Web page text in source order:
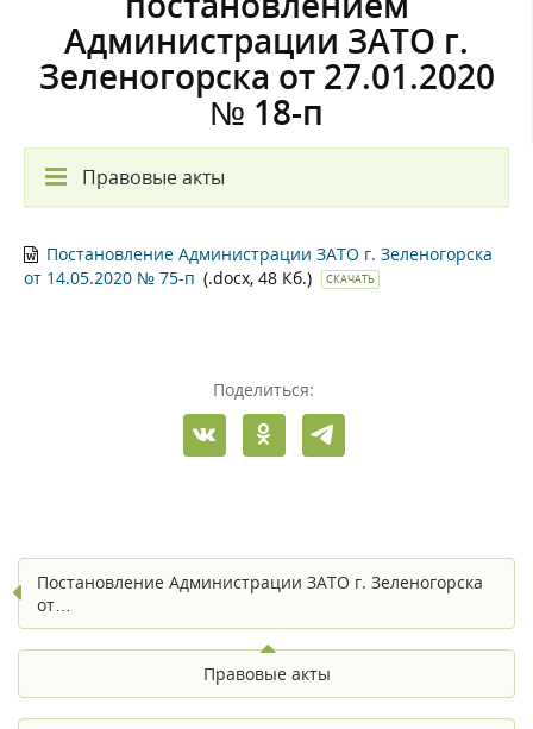
Администрации ЗАТО г.
Зеленогорска от 27.01.2020
№ 18-п
Правовые акты
Постановление Администрации ЗАТО г. Зеленогорска
от 14.05.2020 № 75-п (.docx, 48 Кб.) СКАЧАТЬ
Поделиться:
Постановление Администрации ЗАТО г. Зеленогорска
от…
Правовые акты